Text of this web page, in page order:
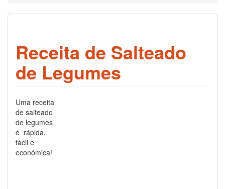
Receita de Salteado
de Legumes
Uma receita
de salteado
de legumes
é rápida,
fácil e
económica!